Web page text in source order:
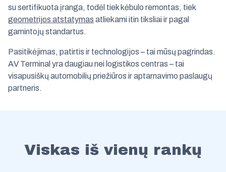
su sertifikuota įranga, todėl tiek kėbulo remontas, tiek
geometrijos atstatymas atliekami itin tiksliai ir pagal
gamintojų standartus.
Pasitikėjimas, patirtis ir technologijos – tai mūsų pagrindas.
AV Terminal yra daugiau nei logistikos centras – tai
visapusiškų automobilių priežiūros ir aptarnavimo paslaugų
partneris.
Viskas iš vienų rankų